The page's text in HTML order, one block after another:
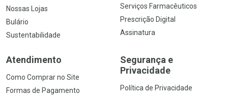
Nossas Lojas
Bulário
Sustentabilidade
Serviços Farmacêuticos
Prescrição Digital
Assinatura
Atendimento
Como Comprar no Site
Formas de Pagamento
Segurança e
Privacidade
Política de Privacidade